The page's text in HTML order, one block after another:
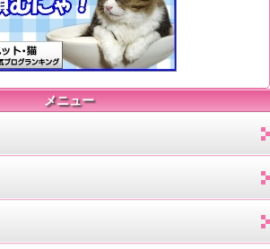
メニュー